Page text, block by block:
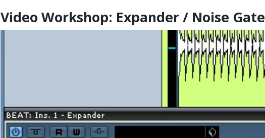
Video Workshop: Expander / Noise Gate